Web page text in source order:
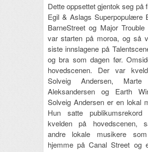
Dette oppsettet gjentok seg på
Egil & Aslags Superpopulære
BarneStreet og Major
var starten på moroa, og så
siste innslagene på
og bra som dagen før.
hovedscenen. Der var
Solveig Andersen,
Aleksandersen og Earth
Solveig Andersen er en lokal
Hun satte
kvelden på hovedscenen,
andre lokale musikere
hjemme på Canal Street og